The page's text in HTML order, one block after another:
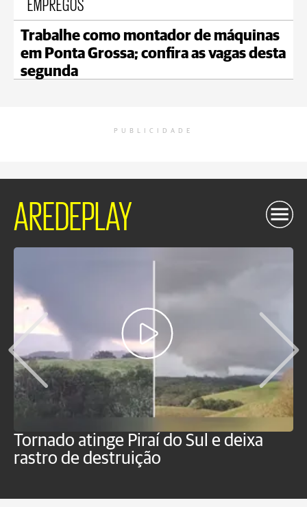
Trabalhe como montador de máquinas
em Ponta Grossa; confira as vagas desta
segunda
PUBLICIDADE
AREDEPLAY
Tornado atinge Piraí do Sul e deixa
rastro de destruição